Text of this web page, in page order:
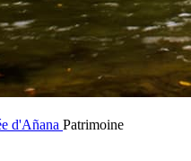
d'Añana Patrimoine